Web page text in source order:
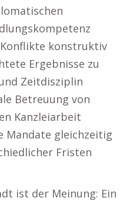
konstruktiv
Ergebnisse zu
Zeitdisziplin
Betreuung von
Kanzleiarbeit
Mandate gleichzeitig
Fristen
ist der Meinung: Ein